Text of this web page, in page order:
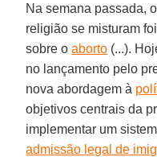
Na semana passada,
religião se misturam
sobre oaborto (...).
no lançamento pelo
nova abordagem à
objetivos centrais da
implementar um
admissão legal de